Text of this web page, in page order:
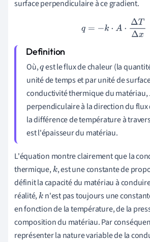
surface perpendiculaire à ce gradient.
q =−k⋅ A ⋅Δ T Δx
Où,qest le flux de chaleur (la
unité de temps et par unité de
conductivité thermique du matériau,
perpendiculaire à la direction du flux
la différence de température à
est l'épaisseur du matériau.
L'équation montre clairement que la
thermique,k, est une constante de
définit la capacité du matériau à
réalité,k n'est pas toujours une
en fonction de la température, de la
composition du matériau. Par
représenter la nature variable de la